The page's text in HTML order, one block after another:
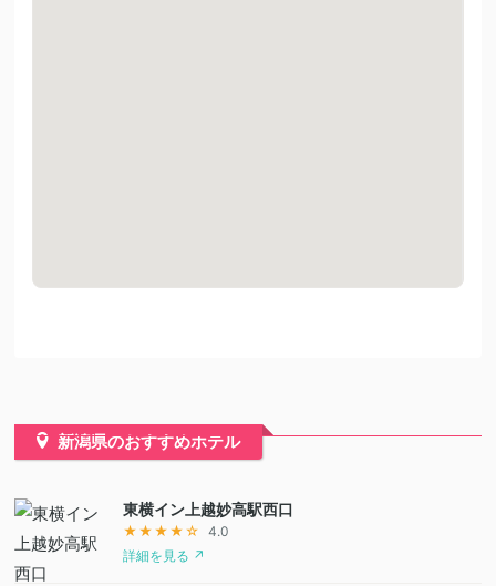
新潟県のおすすめホテル
東横イン上越妙高駅西口
★★★★☆
4.0
詳細を見る ↗